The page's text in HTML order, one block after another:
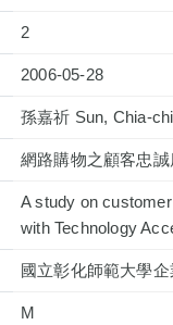
2
2006-05-28
孫嘉祈 Sun, Chia-chi
網路購物之顧客忠
A study on
with Technology
國立彰化師範大學
M